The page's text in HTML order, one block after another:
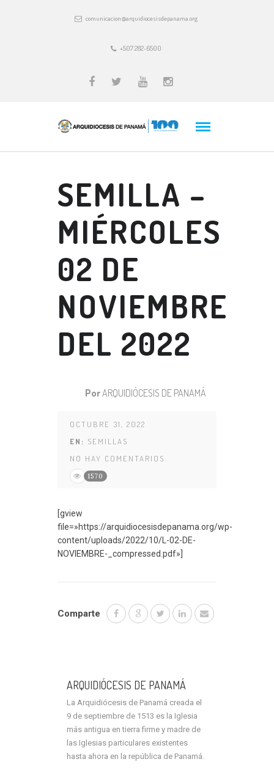
comunicacion@arquidiocesisdepanama.org
+507 282-6500
SEMILLA –
MIÉRCOLES
02 DE
NOVIEMBRE
DEL 2022
PorARQUIDIÓCESIS DE PANAMÁ
OCTUBRE 31, 2022
EN: SEMILLAS
NO HAY COMENTARIOS
1570
[gview
file=»https://arquidiocesisdepanama.org/wp-
content/uploads/2022/10/L-02-DE-
NOVIEMBRE-_compressed.pdf»]
Comparte
ARQUIDIÓCESIS DE PANAMÁ
La Arquidiócesis de Panamá creada el
9 de septiembre de 1513 es la Iglesia
más antigua en tierra firme y madre de
las Iglesias particulares existentes
hasta ahora en la república de Panamá.